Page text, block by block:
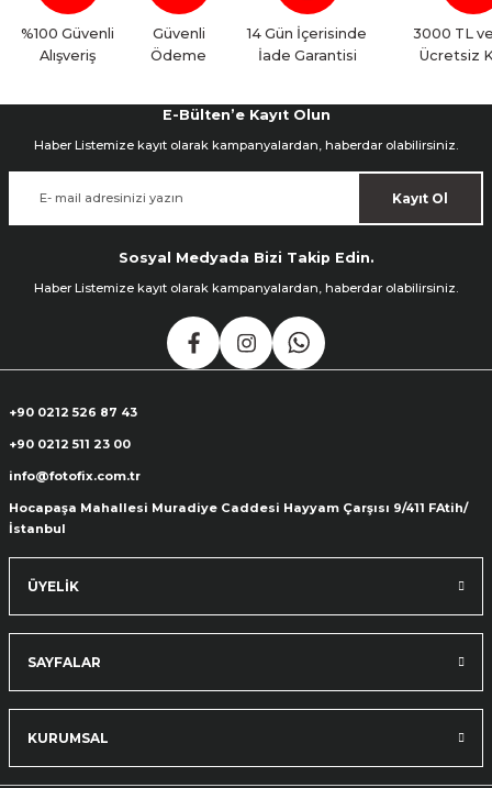
%100 Güvenli
Alışveriş
Güvenli
Ödeme
14 Gün İçerisinde
İade Garantisi
3000 TL
Ücretsiz
E-Bülten’e Kayıt Olun
Haber Listemize kayıt olarak kampanyalardan, haberdar olabilirsiniz.
Kayıt Ol
Sosyal Medyada Bizi Takip Edin.
Haber Listemize kayıt olarak kampanyalardan, haberdar olabilirsiniz.
+90 0212 526 87 43
+90 0212 511 23 00
info@fotofix.com.tr
Hocapaşa Mahallesi Muradiye Caddesi Hayyam Çarşısı 9/411 FAtih/
İstanbul
ÜYELİK
SAYFALAR
KURUMSAL